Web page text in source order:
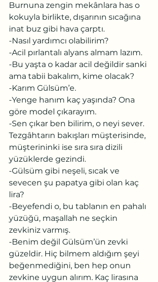
Burnuna zengin mekânlara has o
kokuyla birlikte, dışarının sıcağına
inat buz gibi hava çarptı.
-Nasıl yardımcı olabilirim?
-Acil pırlantalı alyans almam lazım.
-Bu yaşta o kadar acil değildir sanki
ama tabii bakalım, kime olacak?
-Karım Gülsüm’e.
-Yenge hanım kaç yaşında? Ona
göre model çıkarayım.
-Sen çıkar ben bilirim, o neyi sever.
Tezgâhtarın bakışları müşterisinde,
müşterininki ise sıra sıra dizili
yüzüklerde gezindi.
-Gülsüm gibi neşeli, sıcak ve
sevecen şu papatya gibi olan kaç
lira?
-Beyefendi o, bu tablanın en pahalı
yüzüğü, maşallah ne seçkin
zevkiniz varmış.
-Benim değil Gülsüm’ün zevki
güzeldir. Hiç bilmem aldığım şeyi
beğenmediğini, ben hep onun
zevkine uygun alırım. Kaç lirasına